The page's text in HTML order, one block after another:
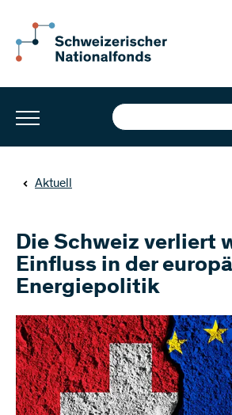
Aktuell
Die Schweiz verliert
Einfluss in der
Energiepolitik